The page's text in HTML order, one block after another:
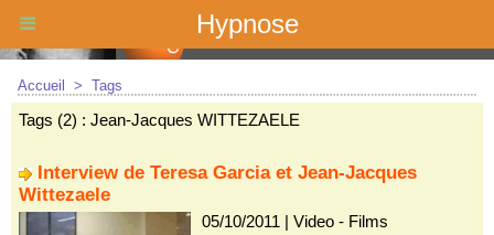
Hypnose
Accueil > Tags
Tags (2) : Jean-Jacques WITTEZAELE
Interview de Teresa Garcia et Jean-Jacques
Wittezaele
05/10/2011 | Video - Films